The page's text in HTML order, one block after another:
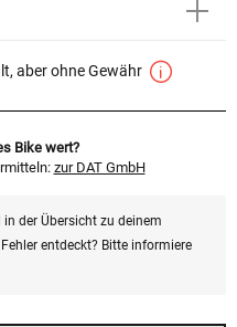
aber ohne Gewähr
Bike wert?
zur DAT GmbH
der Übersicht zu deinem
entdeckt? Bitte informiere